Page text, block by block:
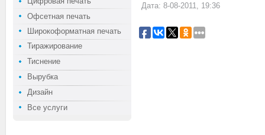
Офсетная печать
Широкоформатная печать
Тиражирование
Тиснение
Вырубка
Дизайн
Все услуги
Дата: 8-08-2011, 19:36